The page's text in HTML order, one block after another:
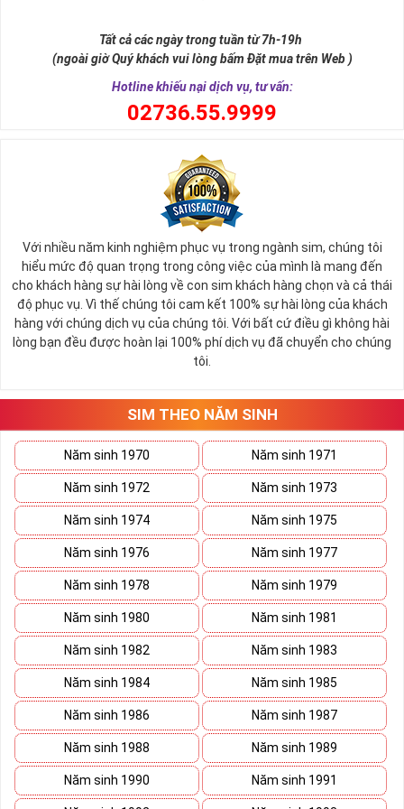
hồng mao. Bởi đây là con số đẹp nhất, quyền quý nhất trong tất cả
các số còn lại nó đại diện cho quyền lực, sức mạnh, sự kiêu hãnh
Sim Lục Quý 9 có ý nghĩa gì?
đạt, người có vị thế khẳng định tên tuổi, uy tín của mình trên
thương trường. Sở hữu sim số đẹp lục quý, sim lục quý 9 nói chung
sẽ giúp bạn xây dựng thương hiệu, tạo ấn tượng với đối tác kinh
doanh biến nó thành vũ khí sắc bén đánh bại mọi đối thủ cạnh
tranh trên bàn đàm phán.
Ý nghĩa Sim Lục Quý 9 được coi biểu trưng cho sức mạnh và quyền
lực của bậc đế vương. Việc kết hợp 6 con số 9 lại thành bộ lục quý
sẽ giúp chosim số đẹpgiàu ý nghĩa phong thủy thể hiện đẳng cấp,
địa vị và tiền tài.
Theo phong thủy đây còn là số sim kích tài, chiêu lộc đem đến
cuộc sống giàu sang phú quý cho mọi người. Bên cạnh đó số sim
còn là bùa hộ mệnh xua đuổi tà khí, vận hạn giúp cuộc sống bạn
luôn bình an và hạnh phúc.
Tại sao nên sở hữu Sim Lục Quý 9?
Tất cả các ngày trong tuần từ 7h-19h
(ngoài giờ Quý khách vui lòng bấm Đặt mua trên Web )
Hotline khiếu nại dịch vụ, tư vấn:
02736.55.9999
Với nhiều năm kinh nghiệm phục vụ trong ngành sim, chúng tôi
hiểu mức độ quan trọng trong công việc của mình là mang đến
cho khách hàng sự hài lòng về con sim khách hàng chọn và cả thái
độ phục vụ. Vì thế chúng tôi cam kết 100% sự hài lòng của khách
hàng với chúng dịch vụ của chúng tôi. Với bất cứ điều gì không hài
lòng bạn đều được hoàn lại 100% phí dịch vụ đã chuyển cho chúng
tôi.
SIM THEO NĂM SINH
Năm sinh 1970 Năm sinh 1971
Năm sinh 1972 Năm sinh 1973
Năm sinh 1974 Năm sinh 1975
Năm sinh 1976 Năm sinh 1977
Năm sinh 1978 Năm sinh 1979
Năm sinh 1980 Năm sinh 1981
Năm sinh 1982 Năm sinh 1983
Năm sinh 1984 Năm sinh 1985
Năm sinh 1986 Năm sinh 1987
Năm sinh 1988 Năm sinh 1989
Năm sinh 1990 Năm sinh 1991